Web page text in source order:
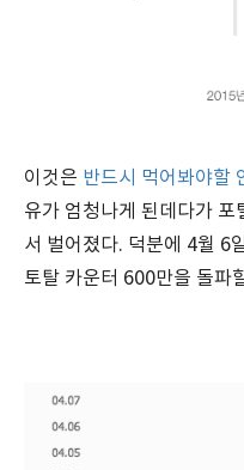
이것은 반드시 먹어봐야할
유가 엄청나게 된데다가
서 벌어졌다. 덕분에 4월 6
토탈 카운터 600만을 돌파